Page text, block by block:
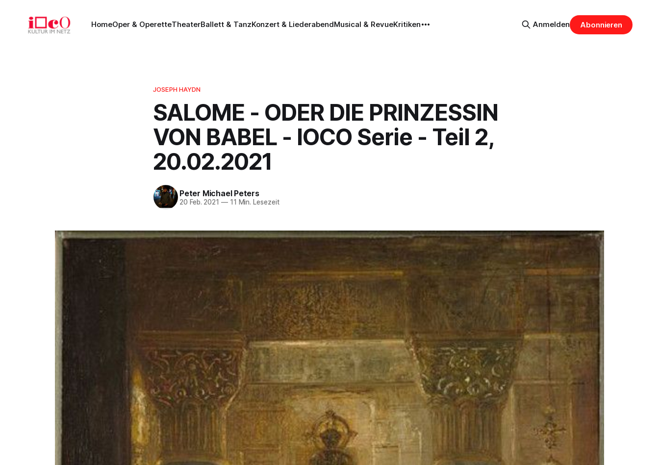
HomeOper & OperetteTheaterBallett & TanzKonzert & LiederabendMusical & RevueKritiken Anmelden Abonnieren
JOSEPH HAYDN
SALOME - ODER DIE PRINZESSIN
VON BABEL - IOCO Serie - Teil 2,
20.02.2021
Peter Michael Peters
20 Feb. 2021 —11 Min. Lesezeit